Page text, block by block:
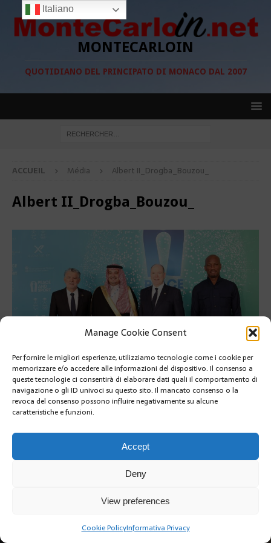
Manage Cookie Consent
Per fornire le migliori esperienze, utilizziamo tecnologie come i cookie per
memorizzare e/o accedere alle informazioni del dispositivo. Il consenso a
queste tecnologie ci consentirà di elaborare dati quali il comportamento di
navigazione o gli ID univoci su questo sito. Il mancato consenso o la
revoca del consenso possono influire negativamente su alcune
caratteristiche e funzioni.
Accept
Deny
View preferences
Cookie PolicyInformativa Privacy
MONTECARLOIN
QUOTIDIANO DEL PRINCIPATO DI MONACO DAL 2007
ACCUEIL Média Albert II_Drogba_Bouzou_
Albert II_Drogba_Bouzou_
PRÉCÉDENT
Italiano